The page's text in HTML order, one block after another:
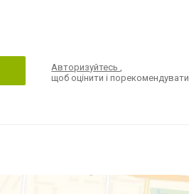
Авторизуйтесь,
щоб оцінити і порекомендувати